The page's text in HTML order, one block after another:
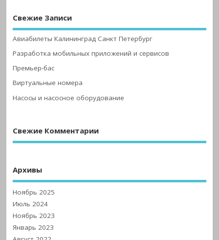
Свежие Записи
Авиабилеты Калининград Санкт Петербург
Разработка мобильных приложений и сервисов
Премьер-бас
Виртуальные номера
Насосы и насосное оборудование
Свежие Комментарии
Архивы
Ноябрь 2025
Июль 2024
Ноябрь 2023
Январь 2023